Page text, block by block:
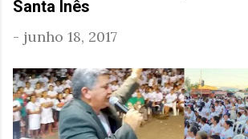
Santa Inês
- junho 18, 2017